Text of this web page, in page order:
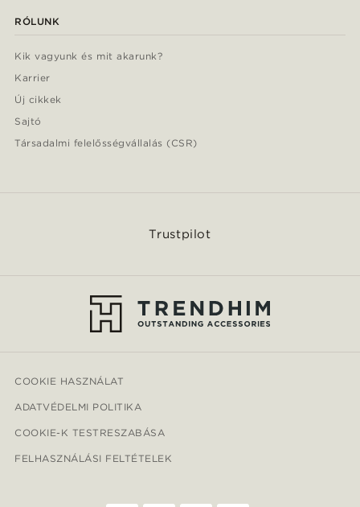
RÓLUNK
Kik vagyunk és mit akarunk?
Karrier
Új cikkek
Sajtó
Társadalmi felelősségvállalás (CSR)
Trustpilot
COOKIE HASZNÁLAT
ADATVÉDELMI POLITIKA
COOKIE-K TESTRESZABÁSA
FELHASZNÁLÁSI FELTÉTELEK